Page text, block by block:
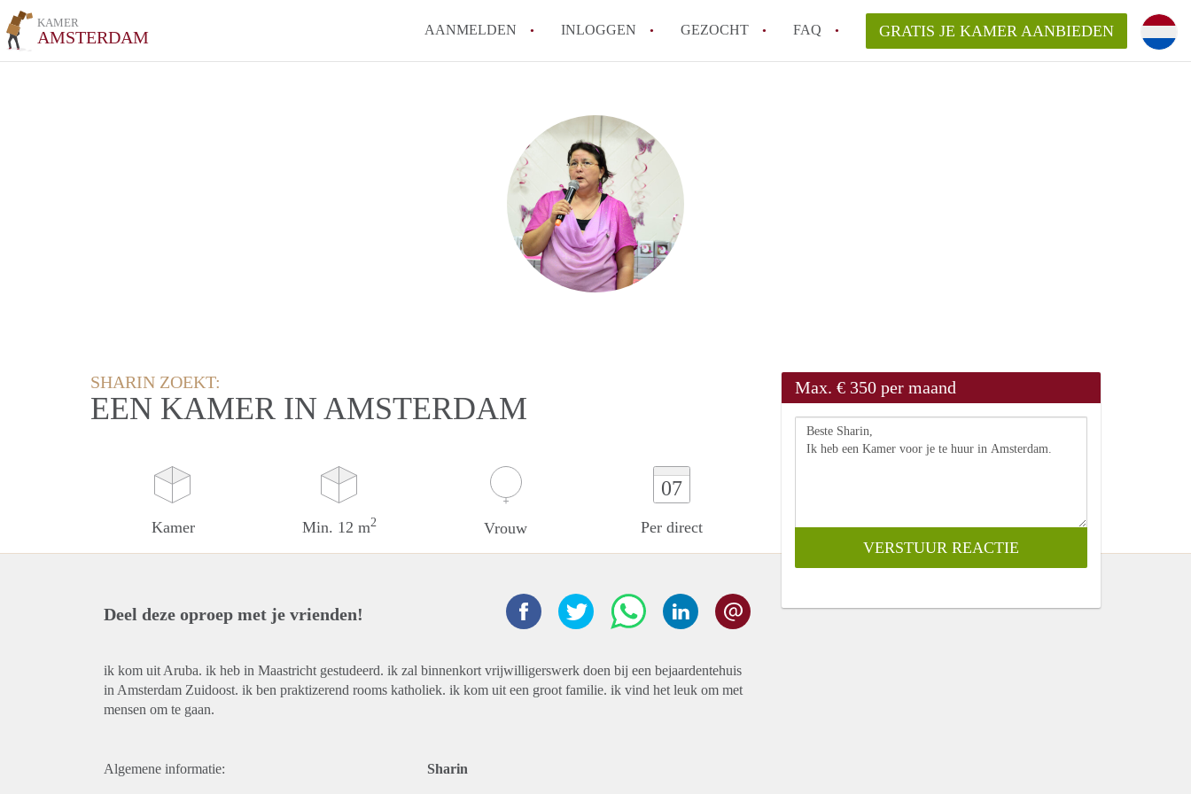
KAMER
AMSTERDAM AANMELDEN INLOGGEN GEZOCHT FAQ
Wat zijn de opzegtermijnen bij een kamer in Amsterdam?
Wat zijn de populairste zoektermen voor een kamer in Amsterdam en wat
betekent dit voor jou als zoeker?
Wat is een studentenkamer in Amsterdam?
Waarom geen bemiddelingskosten voor de huurder?
Alle veelgestelde vragen
GRATIS JE KAMER AANBIEDEN
SHARIN ZOEKT:
EEN KAMER IN AMSTERDAM
Kamer Min. 12 m2 Vrouw
07
Per direct
Max. € 350 per maand
Deel deze oproep met je vrienden!
ik kom uit Aruba. ik heb in Maastricht gestudeerd. ik zal binnenkort vrijwilligerswerk doen bij een bejaardentehuis
in Amsterdam Zuidoost. ik ben praktizerend rooms katholiek. ik kom uit een groot familie. ik vind het leuk om met
mensen om te gaan.
Algemene informatie: Sharin